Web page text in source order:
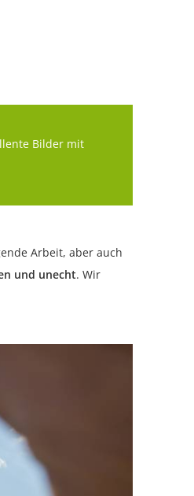
Bilder mit
Arbeit, aber auch
und unecht. Wir